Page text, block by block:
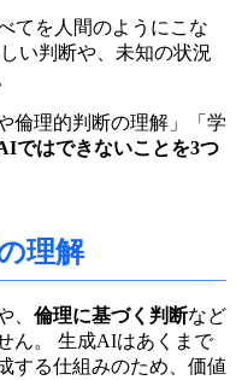
てを人間のようにこな
い判断や、未知の状況
倫理的判断の理解」「学
ではできないことを3つ
理解
、 倫理に基づく判断など
ん。 生成AIはあくまで
する仕組みのため、価値